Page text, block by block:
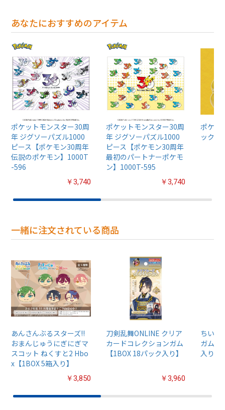
あなたにおすすめのアイテム
ポケットモンスター30周
年 ジグソーパズル1000
ピース【ポケモン30周年
伝説のポケモン】1000T
-596
￥3,740
ポケットモンスター30周
年 ジグソーパズル1000
ピース【ポケモン30周年
最初のパートナーポケモ
ン】1000T-595
￥3,740
ポケッ
ックじ
一緒に注文されている商品
あんさんぶるスターズ!!
おまんじゅうにぎにぎマ
スコット ねくすと2 Hbo
x【1BOX 5箱入り】
￥3,850
刀剣乱舞ONLINE クリア
カードコレクションガム
【1BOX 18パック入り】
￥3,960
ちいか
ガム4
入り】